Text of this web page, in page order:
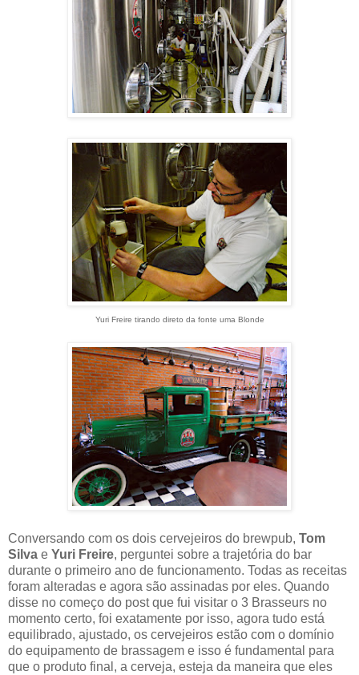
Yuri Freire tirando direto da fonte uma Blonde
Conversando com os dois cervejeiros do brewpub, Tom
Silva e Yuri Freire, perguntei sobre a trajetória do bar
durante o primeiro ano de funcionamento. Todas as receitas
foram alteradas e agora são assinadas por eles. Quando
disse no começo do post que fui visitar o 3 Brasseurs no
momento certo, foi exatamente por isso, agora tudo está
equilibrado, ajustado, os cervejeiros estão com o domínio
do equipamento de brassagem e isso é fundamental para
que o produto final, a cerveja, esteja da maneira que eles